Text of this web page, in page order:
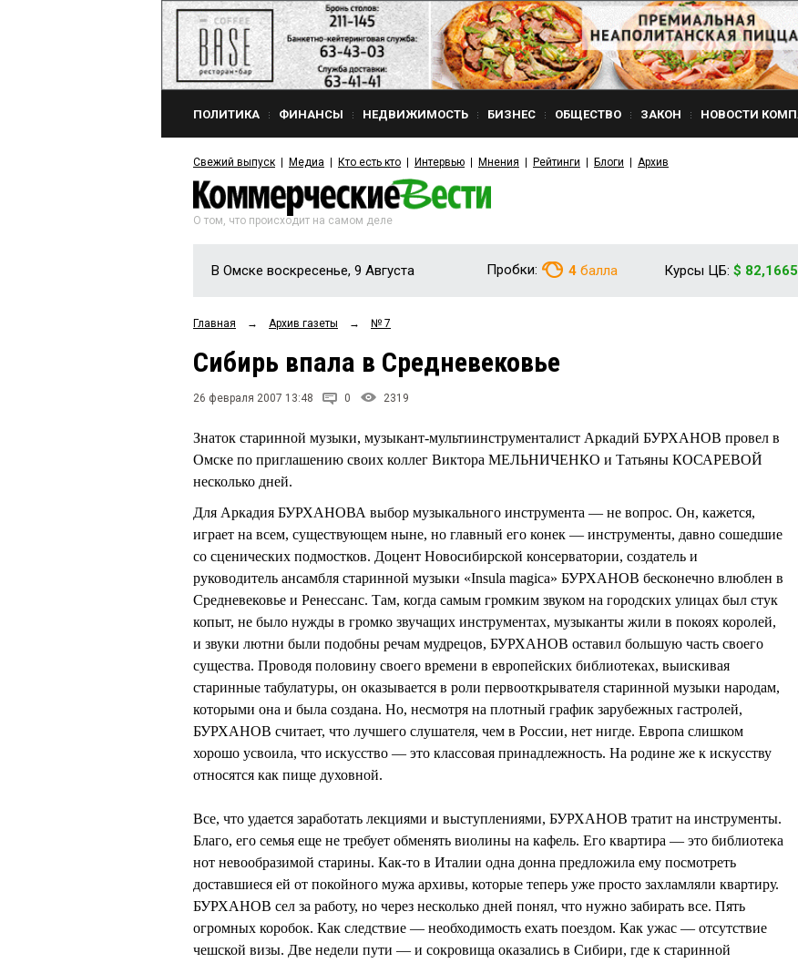
ПОЛИТИКА ФИНАНСЫ НЕДВИЖИМОСТЬ БИЗНЕС ОБЩЕСТВО ЗАКОН НОВОСТИ
Свежий выпуск Медиа Кто есть кто Интервью Мнения Рейтинги Блоги Архив
О том, что происходит на самом деле
В Омске воскресенье, 9 Августа Пробки: 4 балла Курсы ЦБ: $ 82,1665
Главная → Архив газеты → № 7
Сибирь впала в Средневековье
26 февраля 2007 13:48 0 2319
Знаток старинной музыки, музыкант-мультиинструменталист Аркадий БУРХАНОВ провел в
Омске по приглашению своих коллег Виктора МЕЛЬНИЧЕНКО и Татьяны КОСАРЕВОЙ
несколько дней.
Для Аркадия БУРХАНОВА выбор музыкального инструмента — не вопрос. Он, кажется,
играет на всем, существующем ныне, но главный его конек — инструменты, давно сошедшие
со сценических подмостков. Доцент Новосибирской консерватории, создатель и
руководитель ансамбля старинной музыки «Insula magica» БУРХАНОВ бесконечно влюблен в
Средневековье и Ренессанс. Там, когда самым громким звуком на городских улицах был стук
копыт, не было нужды в громко звучащих инструментах, музыканты жили в покоях королей,
и звуки лютни были подобны речам мудрецов, БУРХАНОВ оставил большую часть своего
существа. Проводя половину своего времени в европейских библиотеках, выискивая
старинные табулатуры, он оказывается в роли первооткрывателя старинной музыки народам,
которыми она и была создана. Но, несмотря на плотный график зарубежных гастролей,
БУРХАНОВ считает, что лучшего слушателя, чем в России, нет нигде. Европа слишком
хорошо усвоила, что искусство — это классовая принадлежность. На родине же к искусству
относятся как пище духовной.
Все, что удается заработать лекциями и выступлениями, БУРХАНОВ тратит на инструменты.
Благо, его семья еще не требует обменять виолины на кафель. Его квартира — это библиотека
нот невообразимой старины. Как-то в Италии одна донна предложила ему посмотреть
доставшиеся ей от покойного мужа архивы, которые теперь уже просто захламляли квартиру.
БУРХАНОВ сел за работу, но через несколько дней понял, что нужно забирать все. Пять
огромных коробок. Как следствие — необходимость ехать поездом. Как ужас — отсутствие
чешской визы. Две недели пути — и сокровища оказались в Сибири, где к старинной